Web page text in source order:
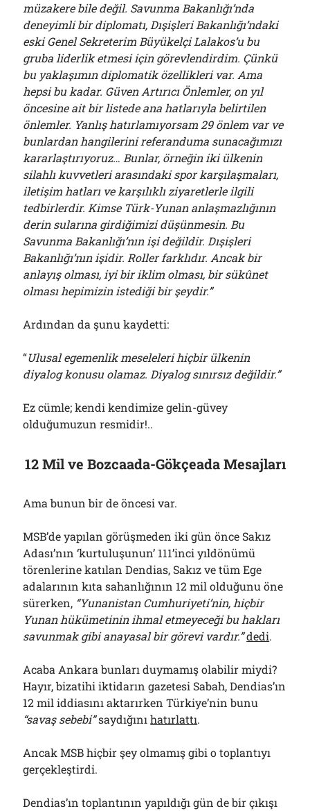
müzakere bile değil. Savunma Bakanlığı’nda
deneyimli bir diplomatı, Dışişleri Bakanlığı’ndaki
eski Genel Sekreterim Büyükelçi Lalakos’u bu
gruba liderlik etmesi için görevlendirdim. Çünkü
bu yaklaşımın diplomatik özellikleri var. Ama
hepsi bu kadar. Güven Artırıcı Önlemler, on yıl
öncesine ait bir listede ana hatlarıyla belirtilen
önlemler. Yanlış hatırlamıyorsam 29 önlem var ve
bunlardan hangilerini referanduma sunacağımızı
kararlaştırıyoruz… Bunlar, örneğin iki ülkenin
silahlı kuvvetleri arasındaki spor karşılaşmaları,
iletişim hatları ve karşılıklı ziyaretlerle ilgili
tedbirlerdir. Kimse Türk-Yunan anlaşmazlığının
derin sularına girdiğimizi düşünmesin. Bu
Savunma Bakanlığı’nın işi değildir. Dışişleri
Bakanlığı’nın işidir. Roller farklıdır. Ancak bir
anlayış olması, iyi bir iklim olması, bir sükûnet
olması hepimizin istediği bir şeydir.”
Ardından da şunu kaydetti:
“Ulusal egemenlik meseleleri hiçbir ülkenin
diyalog konusu olamaz. Diyalog sınırsız değildir.”
Ez cümle; kendi kendimize gelin-güvey
olduğumuzun resmidir!..
12 Mil ve Bozcaada-Gökçeada Mesajları
Ama bunun bir de öncesi var.
MSB’de yapılan görüşmeden iki gün önce Sakız
Adası’nın ‘kurtuluşunun’ 111’inci yıldönümü
törenlerine katılan Dendias, Sakız ve tüm Ege
adalarının kıta sahanlığının 12 mil olduğunu öne
sürerken, “Yunanistan Cumhuriyeti’nin, hiçbir
Yunan hükümetinin ihmal etmeyeceği bu hakları
savunmak gibi anayasal bir görevi vardır.”dedi.
Acaba Ankara bunları duymamış olabilir miydi?
Hayır, bizatihi iktidarın gazetesi Sabah, Dendias’ın
12 mil iddiasını aktarırken Türkiye’nin bunu
“savaş sebebi”saydığınıhatırlattı.
Ancak MSB hiçbir şey olmamış gibi o toplantıyı
gerçekleştirdi.
Dendias’ın toplantının yapıldığı gün de bir çıkışı